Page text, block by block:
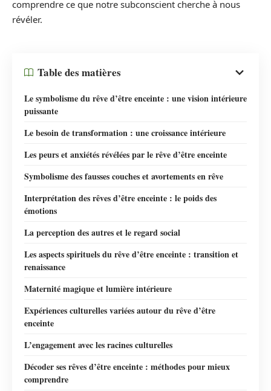
comprendre ce que notre subconscient cherche à nous
révéler.
Table des matières
Le symbolisme du rêve d’être enceinte : une vision intérieure
puissante
Le besoin de transformation : une croissance intérieure
Les peurs et anxiétés révélées par le rêve d’être enceinte
Symbolisme des fausses couches et avortements en rêve
Interprétation des rêves d’être enceinte : le poids des
émotions
La perception des autres et le regard social
Les aspects spirituels du rêve d’être enceinte : transition et
renaissance
Maternité magique et lumière intérieure
Expériences culturelles variées autour du rêve d’être
enceinte
L’engagement avec les racines culturelles
Décoder ses rêves d’être enceinte : méthodes pour mieux
comprendre